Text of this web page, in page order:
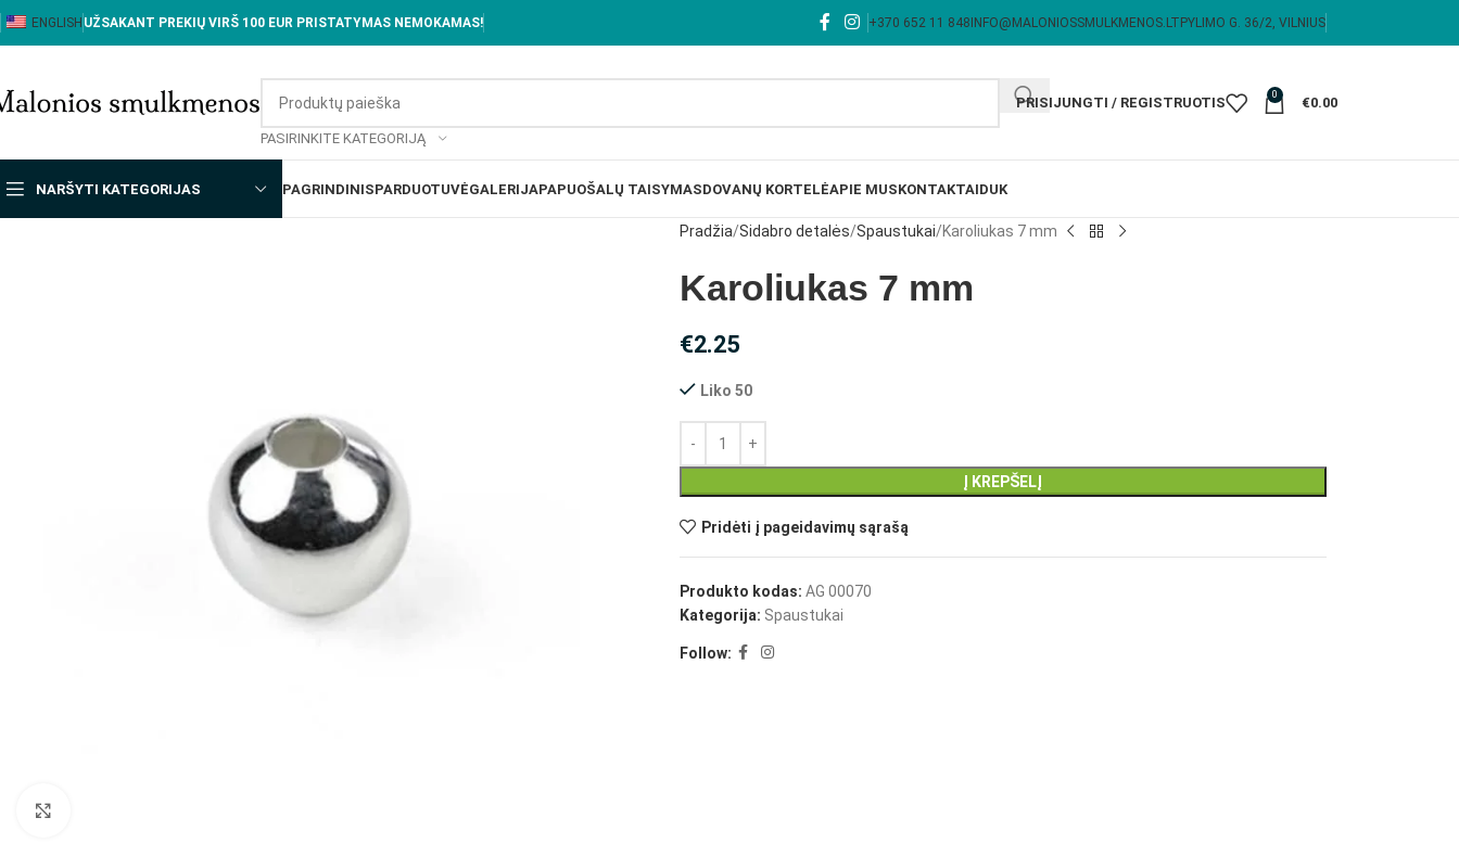
ENGLISH UŽSAKANT PREKIŲ VIRŠ 100 EUR PRISTATYMAS NEMOKAMAS! +370 652 11 848 INFO@MALONIOSSMULKMENOS.LT PYLIMO G. 36/2, VILNIUS
PASIRINKITE KATEGORIJĄ
PRISIJUNGTI / REGISTRUOTIS
0
€0.00
NARŠYTI KATEGORIJAS PAGRINDINISPARDUOTUVĖGALERIJAPAPUOŠALŲ TAISYMASDOVANŲ KORTELĖAPIE MUSKONTAKTAIDUK
Pradžia Sidabro detalės Spaustukai Karoliukas 7 mm
Karoliukas 7 mm
€2.25
Liko 50
Į KREPŠELĮ
Pridėti į pageidavimų sąrašą
Produkto kodas: AG 00070
Kategorija: Spaustukai
Follow: